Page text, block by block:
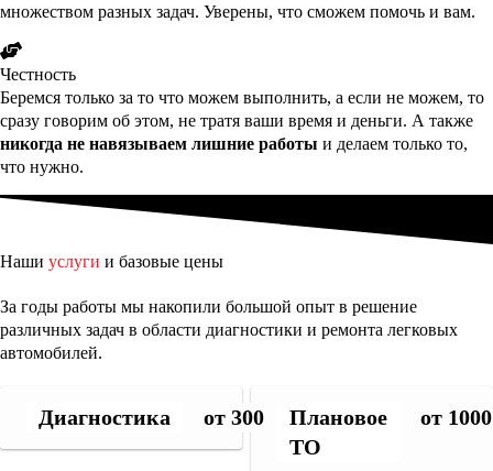
множеством разных задач. Уверены, что сможем помочь и вам.
Честность
Беремся только за то что можем выполнить, а если не можем, то
сразу говорим об этом, не тратя ваши время и деньги. А также
никогда не навязываем лишние работы и делаем только то,
что нужно.
Наши услуги и базовые цены
За годы работы мы накопили большой опыт в решение
различных задач в области диагностики и ремонта легковых
автомобилей.
Диагностика от 300 руб.Плановое
ТО
от